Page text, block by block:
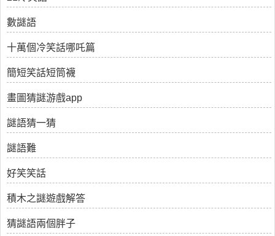
數謎語
十萬個冷笑話哪吒篇
簡短笑話短筒襪
畫圖猜謎游戲app
謎語猜一猜
謎語難
好笑笑話
積木之謎遊戲解答
猜謎語兩個胖子